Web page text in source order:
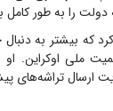
دولت را به طور
که بیشتر به دنبال
ملی اوکراین.
تراشه‌های